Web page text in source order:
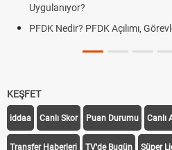
Uygulanıyor?
PFDK Nedir? PFDK Açılımı,
KEŞFET
iddaa Canlı Skor Puan Durumu Canlı
Transfer Haberleri TV'de Bugün Süper